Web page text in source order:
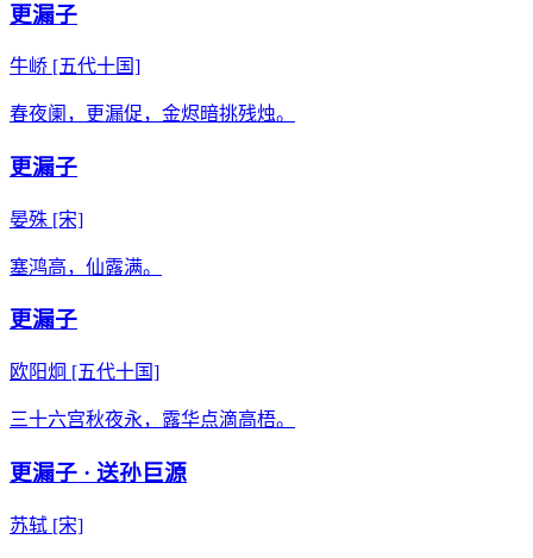
更漏子
牛峤 [五代十国]
春夜阑，更漏促，金烬暗挑残烛。
更漏子
晏殊 [宋]
塞鸿高，仙露满。
更漏子
欧阳炯 [五代十国]
三十六宫秋夜永，露华点滴高梧。
更漏子 · 送孙巨源
苏轼 [宋]